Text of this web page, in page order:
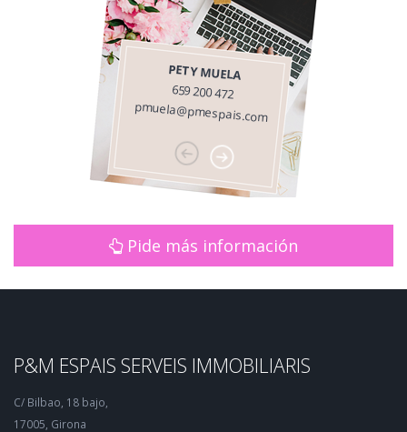
PETY MUELA
659 200 472
pmuela@pmespais.com
Pide más información
P&M ESPAIS SERVEIS IMMOBILIARIS
C/ Bilbao, 18 bajo,
17005, Girona